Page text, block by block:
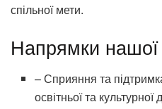
спільної мети.
Напрямки нашої
– Сприяння та
освітньої та культурної